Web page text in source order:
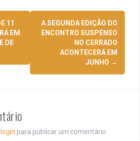
11
EM
DE
A SEGUNDA EDIÇÃO DO
ENCONTRO SUSPENSO
NO CERRADO
ACONTECERÁ EM
JUNHO →
login para publicar um comentário.